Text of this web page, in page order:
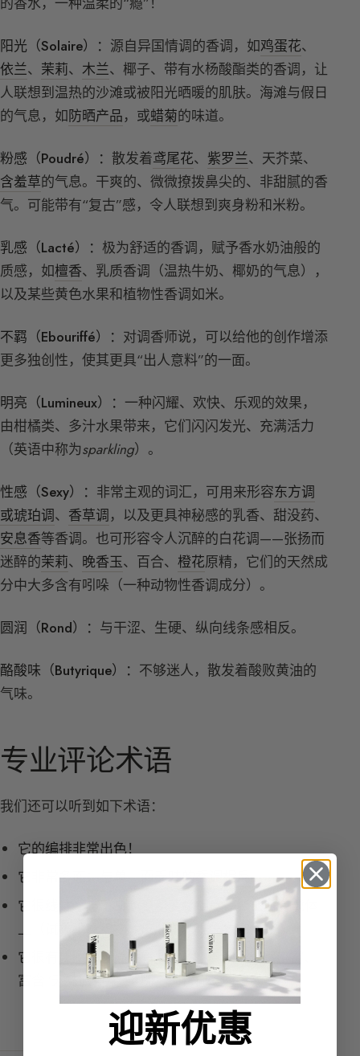
阳光（Solaire）： 源自异国情调的香调，如鸡蛋花、
依兰、 茉莉、 木兰、椰子、带有水杨酸酯类的香调，让
人联想到温热的沙滩或被阳光晒暖的肌肤。海滩与假日
的气息，如防晒产品，或蜡菊的味道。
粉感（Poudré）： 散发着鸢尾花、 紫罗兰、天芥菜、
含羞草的气息。干爽的、微微撩拨鼻尖的、非甜腻的香
气。可能带有“复古”感，令人联想到爽身粉和米粉。
乳感（Lacté）： 极为舒适的香调，赋予香水奶油般的
质感，如檀香、乳质香调（温热牛奶、椰奶的气息），
以及某些黄色水果和植物性香调如米。
不羁（Ebouriffé）： 对调香师说，可以给他的创作增添
更多独创性，使其更具“出人意料”的一面。
明亮（Lumineux）： 一种闪耀、欢快、乐观的效果，
由柑橘类、多汁水果带来，它们闪闪发光、充满活力
（英语中称为sparkling）。
性感（Sexy）： 非常主观的词汇，可用来形容东方调
或琥珀调、 香草调，以及更具神秘感的乳香、甜没药、
安息香等香调。也可形容令人沉醉的白花调——张扬而
迷醉的茉莉、 晚香玉、百合、 橙花原精，它们的天然成
分中大多含有吲哚（一种动物性香调成分）。
圆润（Rond）： 与干涩、生硬、纵向线条感相反。
酪酸味（Butyrique）： 不够迷人，散发着酸败黄油的
气味。
专业评论术语
我们还可以听到如下术语：
它的编排非常出色！
它非常多面：与单一而乏味的香调相反。
它很线性： 与不断演变和变化相反，即在所有载体
上（试香纸、织物、皮肤）表现一致。
它很有质感： 饱满、有“肉感”、丰腴、触感丰富、
富含“天然原料”、丰饶，拥有优美的曲线。
迎新优惠